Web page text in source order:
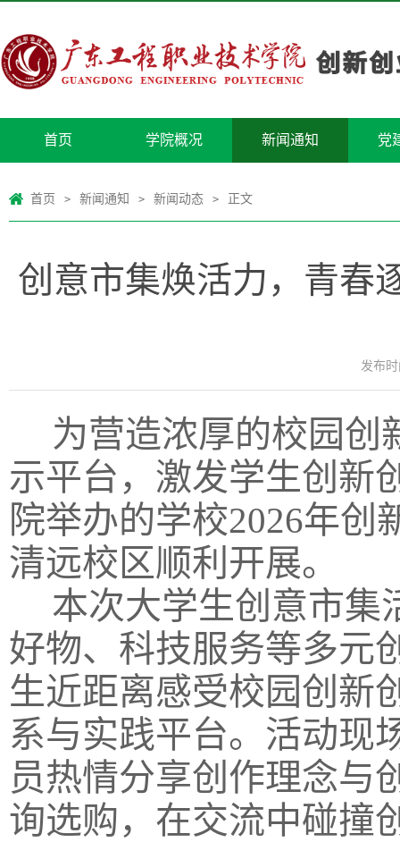
首页 学院概况 新闻通知 党
首页 > 新闻通知 > 新闻动态 > 正文
创意市集焕活力，青
发布时
为营造浓厚的校园创
示平台，激发学生创新
院举办的学校2026年
清远校区顺利开展。
本次大学生创意市集
好物、科技服务等多元
生近距离感受校园创新
系与实践平台。活动现
员热情分享创作理念与
询选购，在交流中碰撞